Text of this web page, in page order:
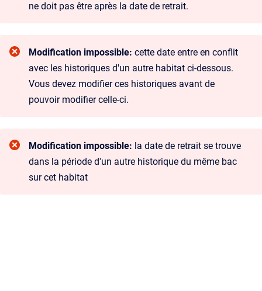
ne doit pas être après la date de retrait.
Modification impossible: cette date entre en conflit
avec les historiques d'un autre habitat ci-dessous.
Vous devez modifier ces historiques avant de
pouvoir modifier celle-ci.
Modification impossible: la date de retrait se trouve
dans la période d'un autre historique du même bac
sur cet habitat